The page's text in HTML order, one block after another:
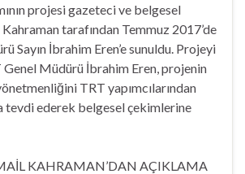
projesi gazeteci ve belgesel
tarafından Temmuz 2017’de
Sayın İbrahim Eren’e sunuldu. Projeyi
Müdürü İbrahim Eren, projenin
yönetmenliğini TRT yapımcılarından
tevdi ederek belgesel çekimlerine
KAHRAMAN’DAN AÇIKLAMA